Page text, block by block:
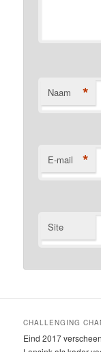
Naam *
E-mail *
Site
CHALLENGING
Eind 2017 verscheen